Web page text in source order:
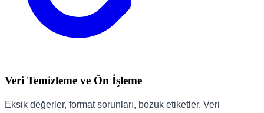
Veri Temizleme ve Ön İşleme
Eksik değerler, format sorunları, bozuk etiketler. Veri